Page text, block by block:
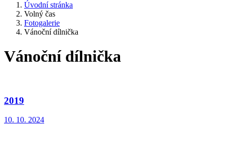
Úvodní stránka
Volný čas
Fotogalerie
Vánoční dílnička
Vánoční dílnička
2019
10. 10. 2024